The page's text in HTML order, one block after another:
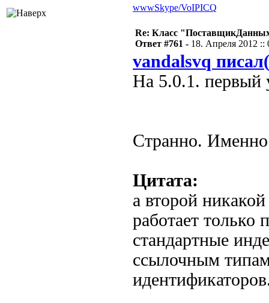
wwwSkype/VoIPICQ
Re: Класс
Ответ #761 - 18. Апреля 2012 ::
vandalsvq
На 5.0.1. первый
Странно.
Цитата:
а второй
работает только
стандартные
ссылочным